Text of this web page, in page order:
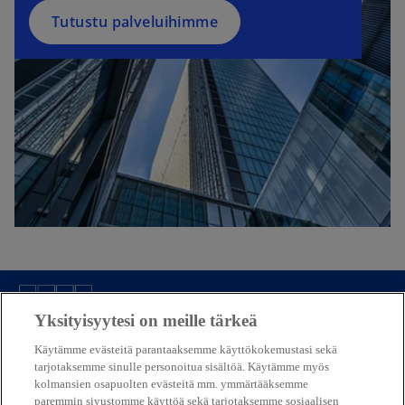
Tutustu palveluihimme
Yhteystietomme
Media
Yksityisyytesi on meille tärkeä
Käytämme evästeitä parantaaksemme käyttökokemustasi sekä
tarjotaksemme sinulle personoitua sisältöä. Käytämme myös
kolmansien osapuolten evästeitä mm. ymmärtääksemme
paremmin sivustomme käyttöä sekä tarjotaksemme sosiaalisen